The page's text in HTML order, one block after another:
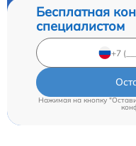
Бесплатная
специалистом
Нажимая на кнопку